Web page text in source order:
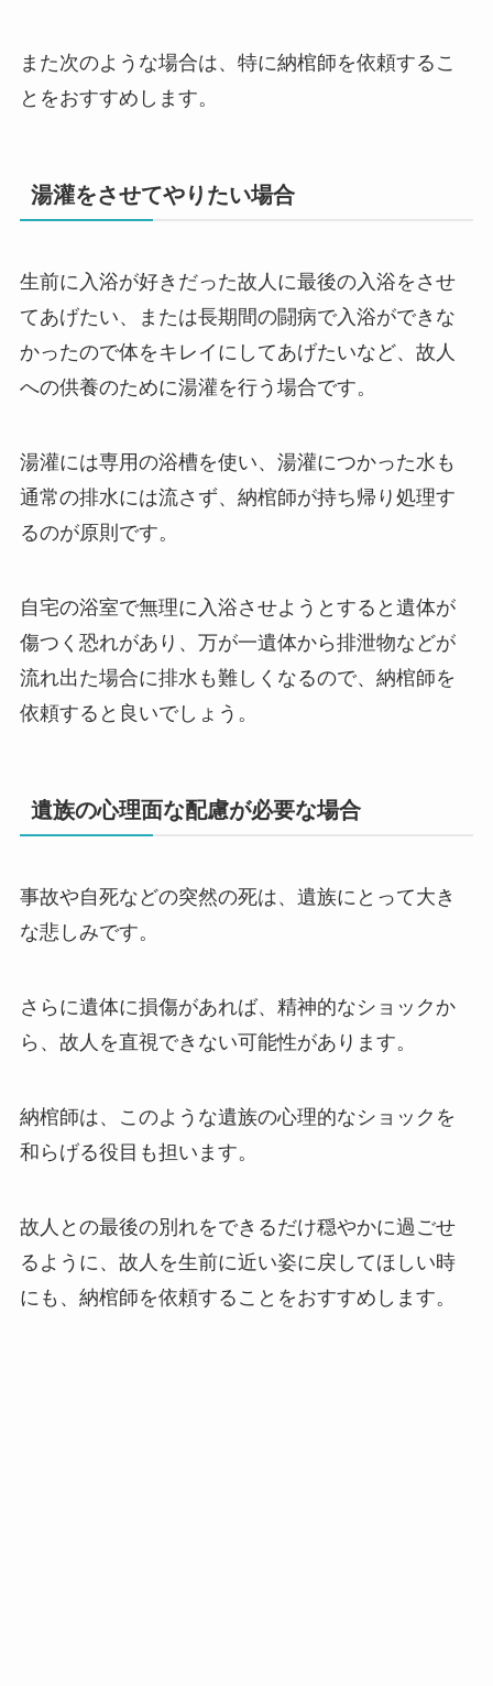
また次のような場合は、特に納棺師を依頼するこ
とをおすすめします。
湯灌をさせてやりたい場合
生前に入浴が好きだった故人に最後の入浴をさせ
てあげたい、または長期間の闘病で入浴ができな
かったので体をキレイにしてあげたいなど、故人
への供養のために湯灌を行う場合です。
湯灌には専用の浴槽を使い、湯灌につかった水も
通常の排水には流さず、納棺師が持ち帰り処理す
るのが原則です。
自宅の浴室で無理に入浴させようとすると遺体が
傷つく恐れがあり、万が一遺体から排泄物などが
流れ出た場合に排水も難しくなるので、納棺師を
依頼すると良いでしょう。
遺族の心理面な配慮が必要な場合
事故や自死などの突然の死は、遺族にとって大き
な悲しみです。
さらに遺体に損傷があれば、精神的なショックか
ら、故人を直視できない可能性があります。
納棺師は、このような遺族の心理的なショックを
和らげる役目も担います。
故人との最後の別れをできるだけ穏やかに過ごせ
るように、故人を生前に近い姿に戻してほしい時
にも、納棺師を依頼することをおすすめします。